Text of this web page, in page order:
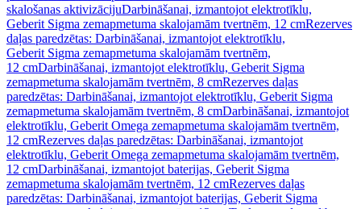
skalošanas aktivizācijuDarbināšanai, izmantojot elektrotīklu,
Geberit Sigma zemapmetuma skalojamām tvertnēm, 12 cmRezerves
daļas paredzētas: Darbināšanai, izmantojot elektrotīklu,
Geberit Sigma zemapmetuma skalojamām tvertnēm,
12 cmDarbināšanai, izmantojot elektrotīklu, Geberit Sigma
zemapmetuma skalojamām tvertnēm, 8 cmRezerves daļas
paredzētas: Darbināšanai, izmantojot elektrotīklu, Geberit Sigma
zemapmetuma skalojamām tvertnēm, 8 cmDarbināšanai, izmantojot
elektrotīklu, Geberit Omega zemapmetuma skalojamām tvertnēm,
12 cmRezerves daļas paredzētas: Darbināšanai, izmantojot
elektrotīklu, Geberit Omega zemapmetuma skalojamām tvertnēm,
12 cmDarbināšanai, izmantojot baterijas, Geberit Sigma
zemapmetuma skalojamām tvertnēm, 12 cmRezerves daļas
paredzētas: Darbināšanai, izmantojot baterijas, Geberit Sigma